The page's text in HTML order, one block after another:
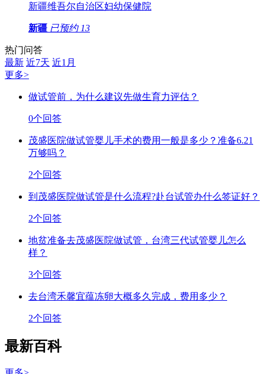
新疆维吾尔自治区妇幼保健院
新疆 已预约 13
热门问答
最新 近7天 近1月
更多>
做试管前，为什么建议先做生育力评估？
0个回答
茂盛医院做试管婴儿手术的费用一般是多少？准备6.21
万够吗？
2个回答
到茂盛医院做试管是什么流程?赴台试管办什么签证好？
2个回答
地贫准备去茂盛医院做试管，台湾三代试管婴儿怎么
样？
3个回答
去台湾禾馨宜蕴冻卵大概多久完成，费用多少？
2个回答
最新百科